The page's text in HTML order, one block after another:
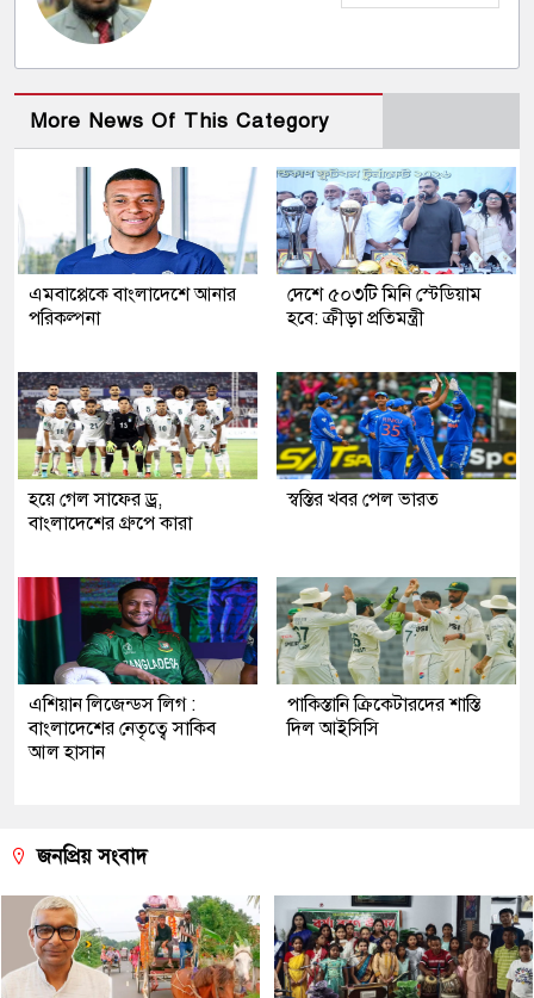
More News Of This Category
এমবাপ্পেকে বাংলাদেশে আনার
পরিকল্পনা
দেশে ৫০৩টি মিনি স্টেডিয়াম
হবে: ক্রীড়া প্রতিমন্ত্রী
হয়ে গেল সাফের ড্র,
বাংলাদেশের গ্রুপে কারা
স্বস্তির খবর পেল ভারত
এশিয়ান লিজেন্ডস লিগ :
বাংলাদেশের নেতৃত্বে সাকিব
আল হাসান
পাকিস্তানি ক্রিকেটারদের শাস্তি
দিল আইসিসি
জনপ্রিয় সংবাদ